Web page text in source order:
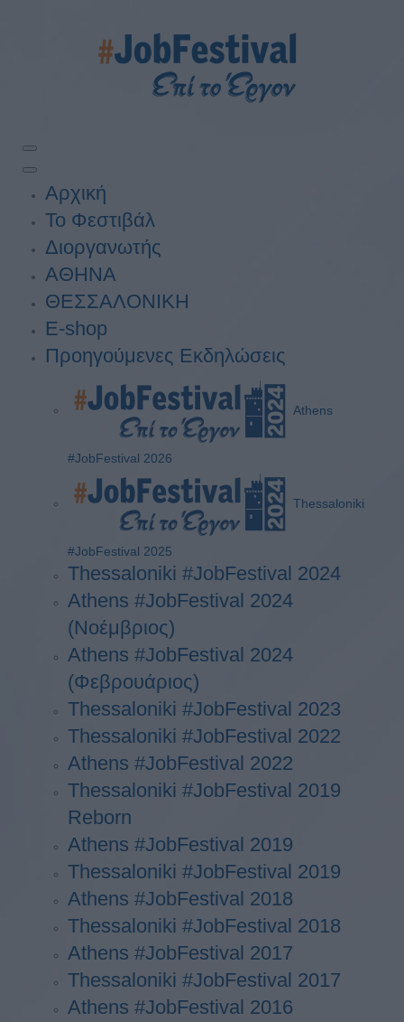
Αρχική
Το Φεστιβάλ
Διοργανωτής
ΑΘΗΝΑ
ΘΕΣΣΑΛΟΝΙΚΗ
E-shop
Προηγούμενες Εκδηλώσεις
Athens
#JobFestival 2026
Thessaloniki
#JobFestival 2025
Thessaloniki #JobFestival 2024
Athens #JobFestival 2024
(Νοέμβριος)
Athens #JobFestival 2024
(Φεβρουάριος)
Thessaloniki #JobFestival 2023
Thessaloniki #JobFestival 2022
Athens #JobFestival 2022
Thessaloniki #JobFestival 2019
Reborn
Athens #JobFestival 2019
Thessaloniki #JobFestival 2019
Athens #JobFestival 2018
Thessaloniki #JobFestival 2018
Athens #JobFestival 2017
Τhessaloniki #JobFestival 2017
Athens #JobFestival 2016